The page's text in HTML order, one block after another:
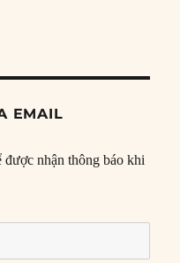
EMAIL
nhận thông báo khi